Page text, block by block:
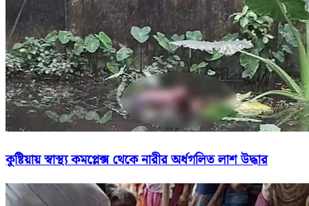
কুষ্টিয়ায় স্বাস্থ্য কমপ্লেক্স থেকে নারীর অর্ধগলিত লাশ উদ্ধার